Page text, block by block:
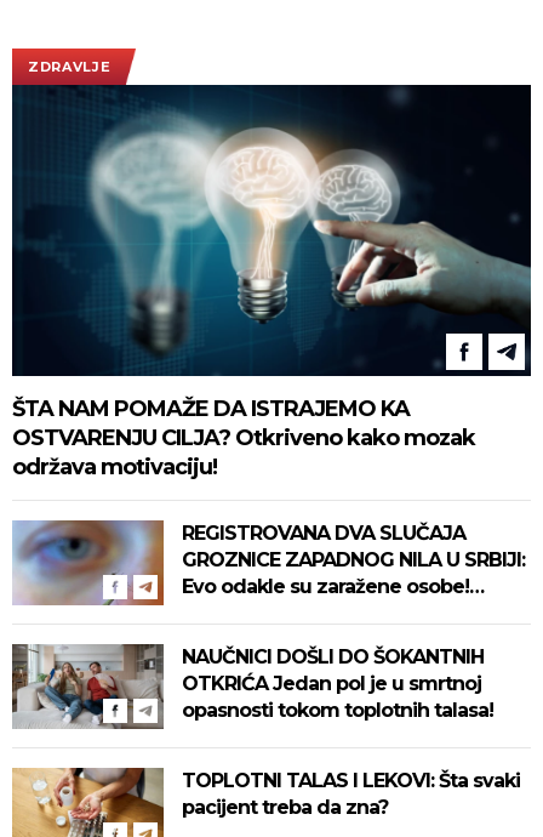
ZDRAVLJE
ŠTA NAM POMAŽE DA ISTRAJEMO KA
OSTVARENJU CILJA? Otkriveno kako mozak
održava motivaciju!
REGISTROVANA DVA SLUČAJA
GROZNICE ZAPADNOG NILA U SRBIJI:
Evo odakle su zaražene osobe!
NAUČNICI DOŠLI DO ŠOKANTNIH
OTKRIĆA Jedan pol je u smrtnoj
opasnosti tokom toplotnih talasa!
TOPLOTNI TALAS I LEKOVI: Šta svaki
pacijent treba da zna?